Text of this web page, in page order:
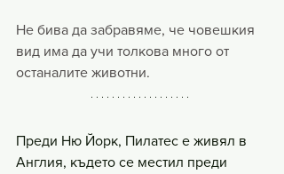
Не бива да забравяме, че човешкия
вид има да учи толкова много от
останалите животни.
Преди Ню Йорк, Пилатес е живял в
Англия, където се местил преди